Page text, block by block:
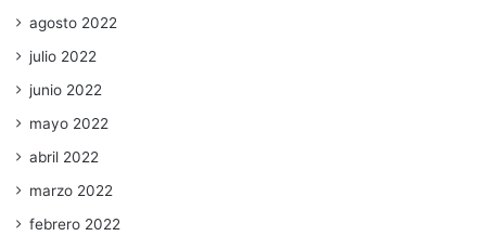
agosto 2022
julio 2022
junio 2022
mayo 2022
abril 2022
marzo 2022
febrero 2022